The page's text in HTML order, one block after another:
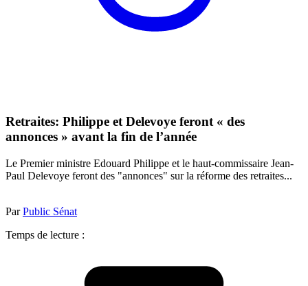
Retraites: Philippe et Delevoye feront « des
annonces » avant la fin de l’année
Le Premier ministre Edouard Philippe et le haut-commissaire Jean-
Paul Delevoye feront des "annonces" sur la réforme des retraites...
ParPublic Sénat
Temps de lecture :